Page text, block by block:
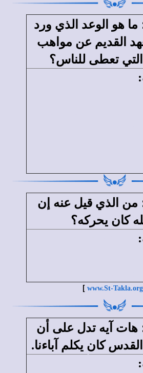
ما هو الوعد الذي ورد
القديم عن مواهب
التي تعطى للناس؟
:
من الذي قيل عنه إن
كان يحركه؟
:
[ www.St-Takla.org
هات آيه تدل على أن
كان يكلم آباءنا.
: